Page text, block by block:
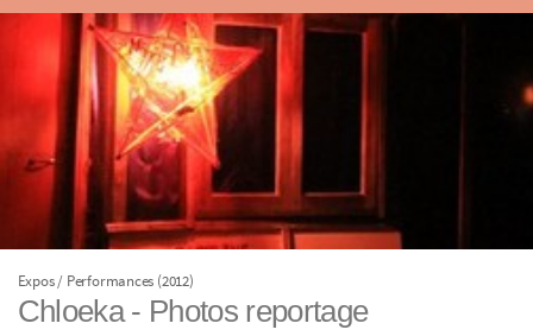
Expos / Performances (2012)
Chloeka - Photos reportage